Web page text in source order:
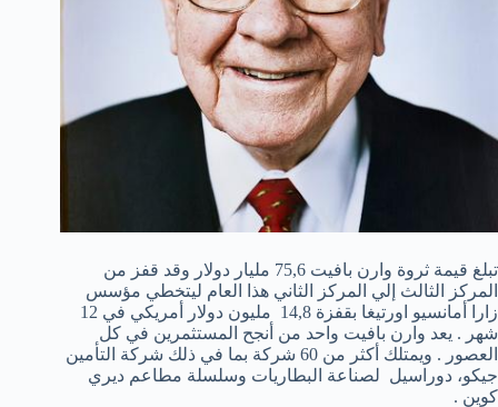
تبلغ قيمة ثروة وارن بافيت 75,6 مليار دولار وقد قفز من
المركز الثالث إلي المركز الثاني هذا العام ليتخطي مؤسس
زارا أمانسيو اورتيغا بقفزة 14,8 مليون دولار أمريكي في 12
شهر . يعد وارن بافيت واحد من أنجح المستثمرين في كل
العصور . ويمتلك أكثر من 60 شركة بما في ذلك شركة التأمين
جيكو، دوراسيل لصناعة البطاريات وسلسلة مطاعم ديري
كوين .